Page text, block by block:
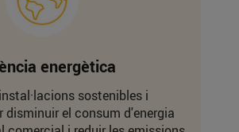
energètica
sostenibles i
disminuir el consum d'energia